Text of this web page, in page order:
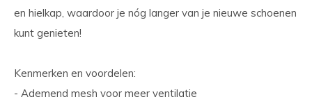
en hielkap, waardoor je nóg langer van je nieuwe schoenen
kunt genieten!
Kenmerken en voordelen:
- Ademend mesh voor meer ventilatie